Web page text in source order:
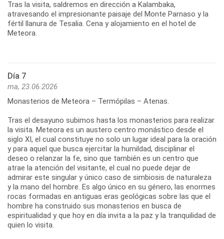
Tras la visita, saldremos en dirección a Kalambaka,
atravesando el impresionante paisaje del Monte Parnaso y la
fértil llanura de Tesalia. Cena y alojamiento en el hotel de
Meteora.
Día 7
ma, 23.06.2026
Monasterios de Meteora – Termópilas – Atenas.
Tras el desayuno subimos hasta los monasterios para realizar
la visita. Meteora es un austero centro monástico desde el
siglo XI, el cual constituye no solo un lugar ideal para la oración
y para aquel que busca ejercitar la humildad, disciplinar el
deseo o relanzar la fe, sino que también es un centro que
atrae la atención del visitante, el cual no puede dejar de
admirar este singular y único caso de simbiosis de naturaleza
y la mano del hombre. Es algo único en su género, las enormes
rocas formadas en antiguas eras geológicas sobre las que el
hombre ha construido sus monasterios en busca de
espiritualidad y que hoy en día invita a la paz y la tranquilidad de
quien lo visita.